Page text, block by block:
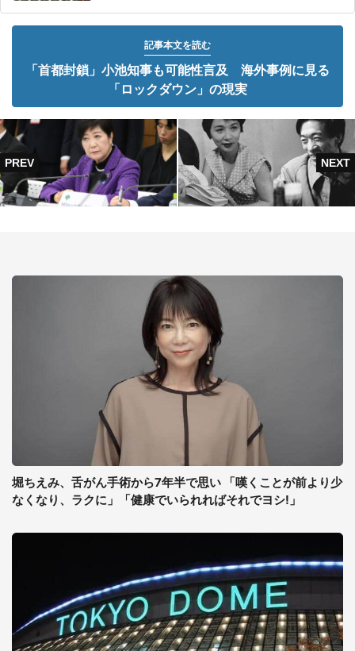
記事本文を読む
「首都封鎖」小池知事も可能性言及 海外事例に見る
「ロックダウン」の現実
堀ちえみ、舌がん手術から7年半で思い 「嘆くことが前より少
なくなり、ラクに」「健康でいられればそれでヨシ!」